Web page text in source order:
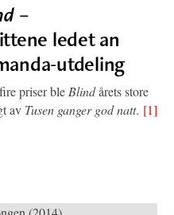
–
ledet an
utdeling
priser ble Blindårets store
av Tusen ganger god natt. [1]